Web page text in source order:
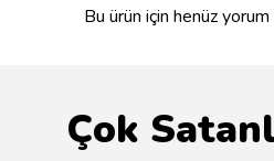
Bu ürün için henüz yorum
Çok